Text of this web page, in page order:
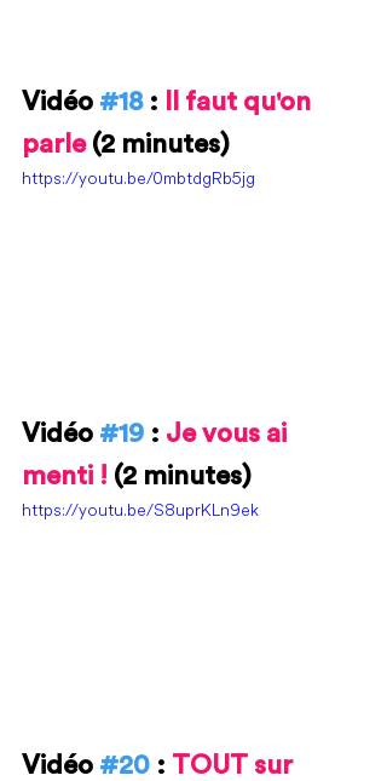
Vidéo #18 :
Il faut qu'on
parle (2 minutes)
https://youtu.be/0mbtdgRb5jg
Vidéo #19 : Je vous ai
menti ! (2 minutes)
https://youtu.be/S8uprKLn9ek
Vidéo #20 : TOUT sur